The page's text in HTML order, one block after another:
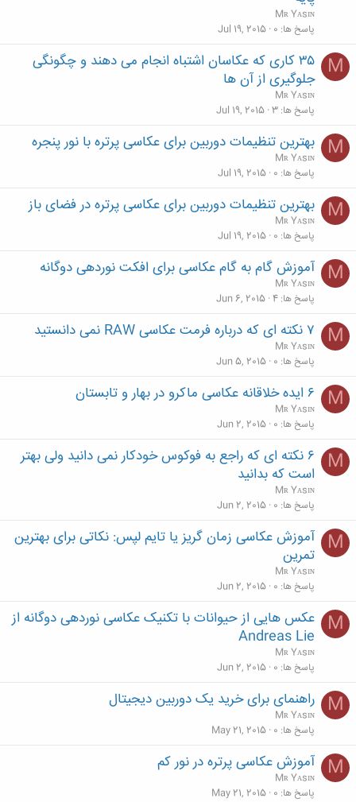
Mʀ Yᴀsɪɴ
پاسخ ها 0
Jul 19, 2015
M
۳۵ کاری که عکاسان اشتباه انجام می دهند و چگونگی
جلوگیری از آن ها
Mʀ Yᴀsɪɴ
پاسخ ها 3
Jul 19, 2015
M بهترین تنظیمات دوربین برای عکاسی پرتره با نور پنجره
Mʀ Yᴀsɪɴ
پاسخ ها 0
Jul 19, 2015
M بهترین تنظیمات دوربین برای عکاسی پرتره در فضای باز
Mʀ Yᴀsɪɴ
پاسخ ها 0
Jul 19, 2015
M آموزش گام به گام عکاسی برای افکت نوردهی دوگانه
Mʀ Yᴀsɪɴ
پاسخ ها 4
Jun 6, 2015
M ۷ نکته ای که درباره فرمت عکاسی RAW نمی دانستید
Mʀ Yᴀsɪɴ
پاسخ ها 0
Jun 5, 2015
M ۶ ایده خلاقانه عکاسی ماکرو در بهار و تابستان
Mʀ Yᴀsɪɴ
پاسخ ها 0
Jun 2, 2015
M
۶ نکته ای که راجع به فوکوس خودکار نمی دانید ولی بهتر
است که بدانید
Mʀ Yᴀsɪɴ
پاسخ ها 0
Jun 2, 2015
M
آموزش عکاسی زمان گریز یا تایم لپس: نکاتی برای بهترین
تمرین
Mʀ Yᴀsɪɴ
پاسخ ها 0
Jun 2, 2015
M
عکس هایی از حیوانات با تکنیک عکاسی نوردهی دوگانه از
Andreas Lie
Mʀ Yᴀsɪɴ
پاسخ ها 0
Jun 2, 2015
M راهنمای برای خرید یک دوربین دیجیتال
Mʀ Yᴀsɪɴ
پاسخ ها 0
May 21, 2015
M آموزش عکاسی پرتره در نور کم
Mʀ Yᴀsɪɴ
پاسخ ها 0
May 21, 2015